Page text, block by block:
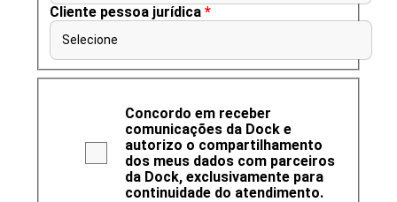
Cliente pessoa jurídica *
Selecione
Concordo em receber
comunicações da Dock e
autorizo o compartilhamento
dos meus dados com parceiros
da Dock, exclusivamente para
continuidade do atendimento.